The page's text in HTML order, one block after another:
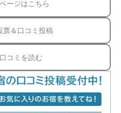
ージはこちら
票＆口コミ投稿
コミを読む